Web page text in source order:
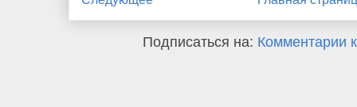
Подписаться на: Комментарии